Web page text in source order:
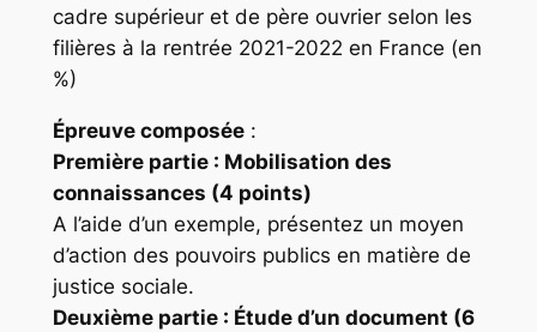
cadre supérieur et de père ouvrier selon les
filières à la rentrée 2021-2022 en France (en
%)
Épreuve composée:
Première partie : Mobilisation des
connaissances (4 points)
A l’aide d’un exemple, présentez un moyen
d’action des pouvoirs publics en matière de
justice sociale.
Deuxième partie : Étude d’un document (6